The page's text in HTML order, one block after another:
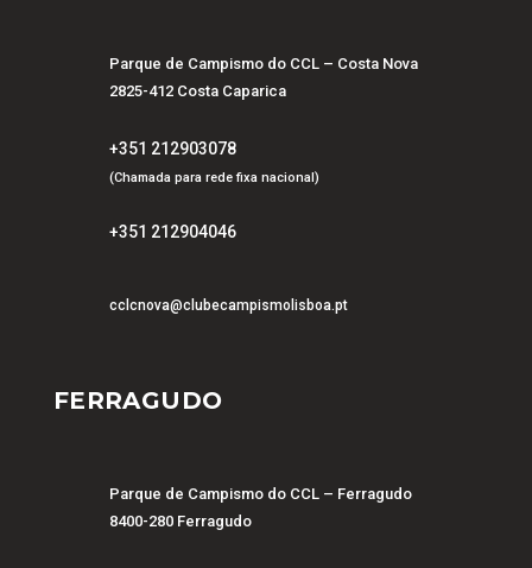
Parque de Campismo do CCL – Costa Nova
2825-412 Costa Caparica
+351 212903078
(Chamada para rede fixa nacional)
+351 212904046
cclcnova@clubecampismolisboa.pt
FERRAGUDO
Parque de Campismo do CCL – Ferragudo
8400-280 Ferragudo